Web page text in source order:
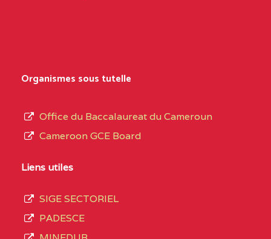
CENTRE
COLLEGE PRIVE LAIC
SAINT MICHEL
CENTRE
du
de
septembre
Organismes sous tutelle
Office du Baccalaureat du Cameroun
Cameroon GCE Board
Liens utiles
SIGE SECTORIEL
PADESCE